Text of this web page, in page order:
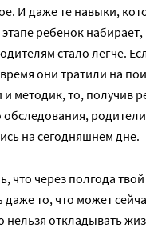
И даже те навыки,
ребенок набирает,
стало легче.
они тратили на
методик, то, получив
обследования, родители
на сегодняшнем дне.
что через полгода
даже то, что может
нельзя откладывать